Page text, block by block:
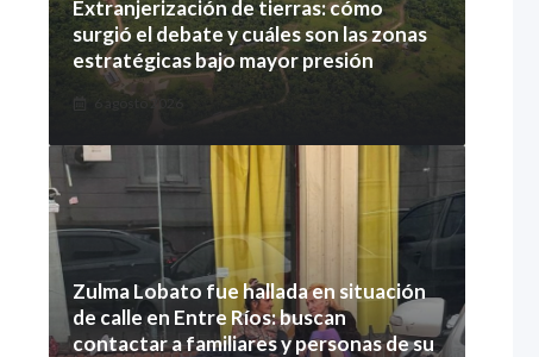
Extranjerización de tierras: cómo
surgió el debate y cuáles son las zonas
estratégicas bajo mayor presión
6 agosto 2026
Zulma Lobato fue hallada en situación
de calle en Entre Ríos: buscan
contactar a familiares y personas de su